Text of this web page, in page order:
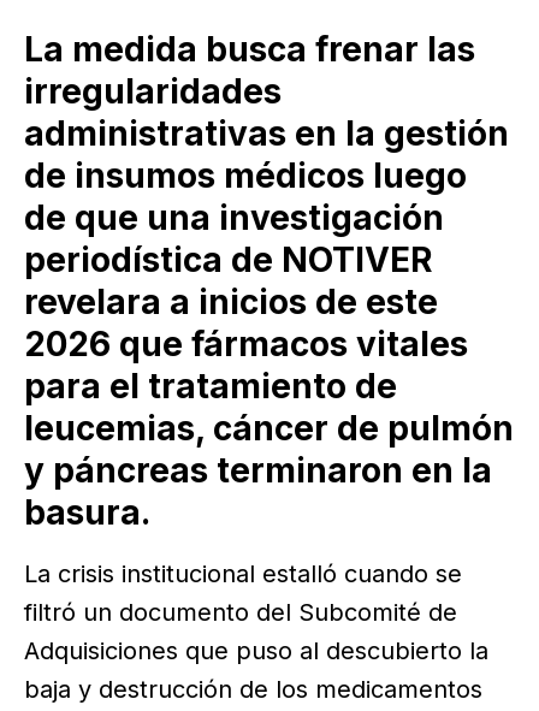
La medida busca frenar las
irregularidades
administrativas en la gestión
de insumos médicos luego
de que una investigación
periodística de NOTIVER
revelara a inicios de este
2026 que fármacos vitales
para el tratamiento de
leucemias, cáncer de pulmón
y páncreas terminaron en la
basura.
La crisis institucional estalló cuando se
filtró un documento del Subcomité de
Adquisiciones que puso al descubierto la
baja y destrucción de los medicamentos